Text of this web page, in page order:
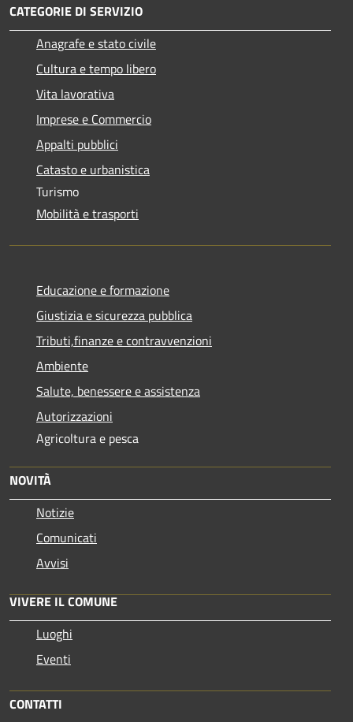
CATEGORIE DI SERVIZIO
Anagrafe e stato civile
Cultura e tempo libero
Vita lavorativa
Imprese e Commercio
Appalti pubblici
Catasto e urbanistica
Turismo
Mobilità e trasporti
Educazione e formazione
Giustizia e sicurezza pubblica
Tributi,finanze e contravvenzioni
Ambiente
Salute, benessere e assistenza
Autorizzazioni
Agricoltura e pesca
NOVITÀ
Notizie
Comunicati
Avvisi
VIVERE IL COMUNE
Luoghi
Eventi
CONTATTI